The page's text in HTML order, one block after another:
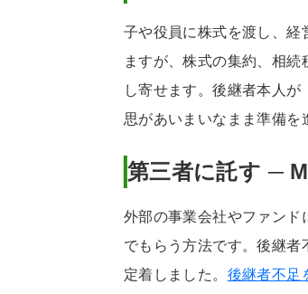
子や役員に株式を渡し、経
ますが、株式の集約、相
し寄せます。後継者本人
思があいまいなまま準備を
第三者に託す ─
外部の事業会社やファンド
でもらう方法です。後継者
定着しました。 後継者不足